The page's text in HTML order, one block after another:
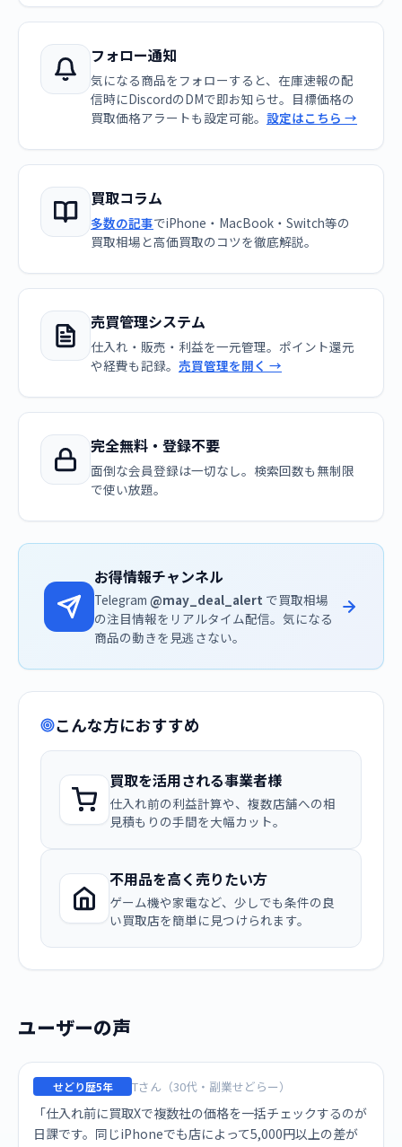
フォロー通知
気になる商品をフォローすると、在庫速報の配
信時にDiscordのDMで即お知らせ。目標価格の
買取価格アラートも設定可能。 設定はこちら →
買取コラム
多数の記事でiPhone・MacBook・Switch等の
買取相場と高価買取のコツを徹底解説。
売買管理システム
仕入れ・販売・利益を一元管理。ポイント還元
や経費も記録。 売買管理を開く →
完全無料・登録不要
面倒な会員登録は一切なし。検索回数も無制限
で使い放題。
お得情報チャンネル
Telegram @may_deal_alert で買取相場
の注目情報をリアルタイム配信。気になる
商品の動きを見逃さない。
こんな方におすすめ
買取を活用される事業者様
仕入れ前の利益計算や、複数店舗への相
見積もりの手間を大幅カット。
不用品を高く売りたい方
ゲーム機や家電など、少しでも条件の良
い買取店を簡単に見つけられます。
ユーザーの声
せどり歴5年 Tさん（30代・副業せどらー）
「仕入れ前に買取Xで複数社の価格を一括チェックするのが
日課です。同じiPhoneでも店によって5,000円以上の差が